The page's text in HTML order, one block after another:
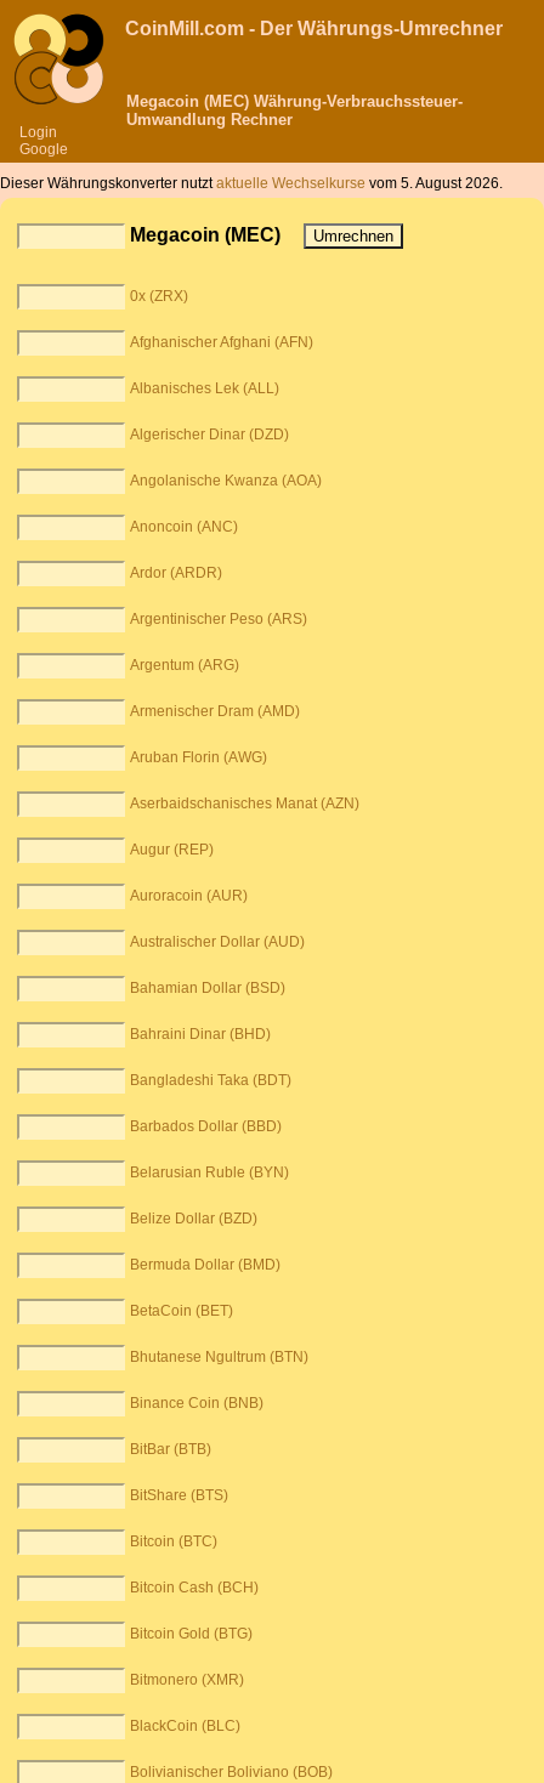
Login
Google
CoinMill.com - Der Währungs-Umrechner
Megacoin (MEC) Währung-Verbrauchssteuer-
Umwandlung Rechner
Dieser Währungskonverter nutztaktuelle Wechselkurse vom 5. August 2026.
Megacoin (MEC)
0x (ZRX)
Afghanischer Afghani (AFN)
Albanisches Lek (ALL)
Algerischer Dinar (DZD)
Angolanische Kwanza (AOA)
Anoncoin (ANC)
Ardor (ARDR)
Argentinischer Peso (ARS)
Argentum (ARG)
Armenischer Dram (AMD)
Aruban Florin (AWG)
Aserbaidschanisches Manat (AZN)
Augur (REP)
Auroracoin (AUR)
Australischer Dollar (AUD)
Bahamian Dollar (BSD)
Bahraini Dinar (BHD)
Bangladeshi Taka (BDT)
Barbados Dollar (BBD)
Belarusian Ruble (BYN)
Belize Dollar (BZD)
Bermuda Dollar (BMD)
BetaCoin (BET)
Bhutanese Ngultrum (BTN)
Binance Coin (BNB)
BitBar (BTB)
BitShare (BTS)
Bitcoin (BTC)
Bitcoin Cash (BCH)
Bitcoin Gold (BTG)
Bitmonero (XMR)
BlackCoin (BLC)
Bolivianischer Boliviano (BOB)